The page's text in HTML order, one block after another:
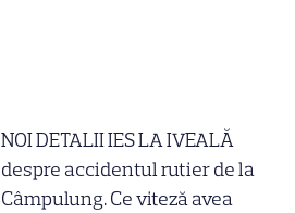
NOI DETALII IES LA IVEALĂ
despre accidentul rutier de la
Câmpulung. Ce viteză avea